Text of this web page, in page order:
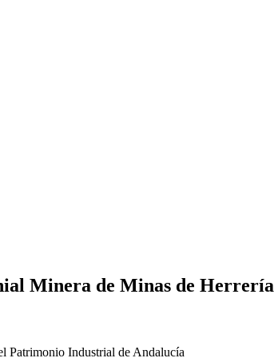
Minera de Minas de